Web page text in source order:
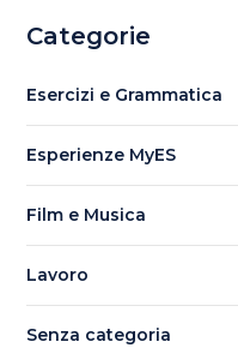
Categorie
Esercizi e Grammatica
Esperienze MyES
Film e Musica
Lavoro
Senza categoria